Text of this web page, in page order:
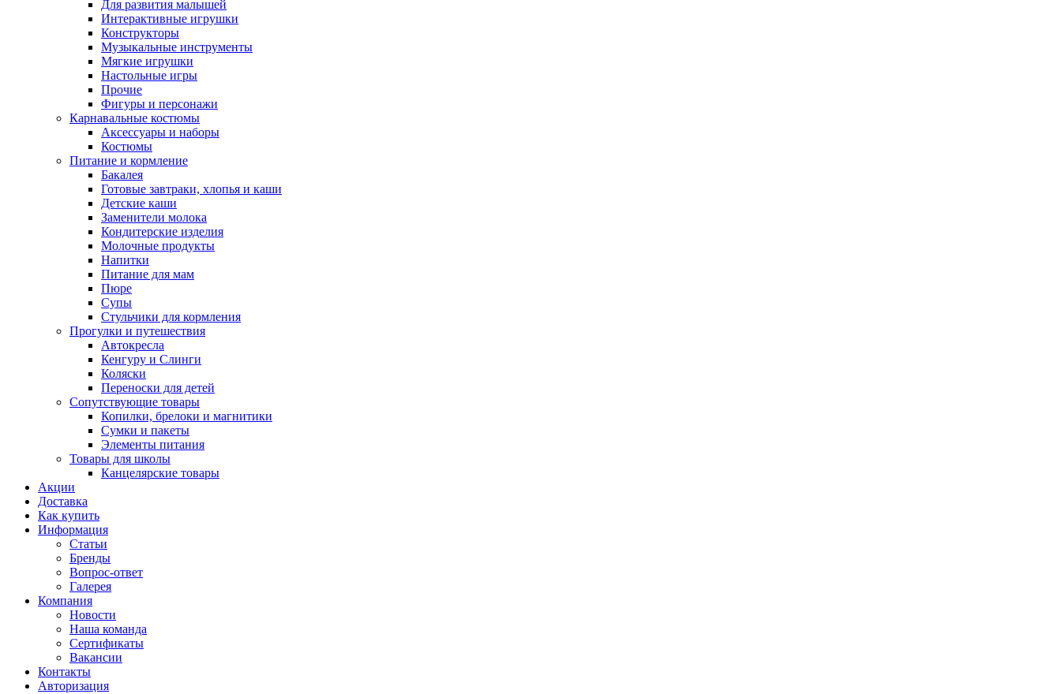
Для развития малышей
Интерактивные игрушки
Конструкторы
Музыкальные инструменты
Мягкие игрушки
Настольные игры
Прочие
Фигуры и персонажи
Карнавальные костюмы
Аксессуары и наборы
Костюмы
Питание и кормление
Бакалея
Готовые завтраки, хлопья и каши
Детские каши
Заменители молока
Кондитерские изделия
Молочные продукты
Напитки
Питание для мам
Пюре
Супы
Стульчики для кормления
Прогулки и путешествия
Автокресла
Кенгуру и Слинги
Коляски
Переноски для детей
Сопутствующие товары
Копилки, брелоки и магнитики
Сумки и пакеты
Элементы питания
Товары для школы
Канцелярские товары
Акции
Доставка
Как купить
Информация
Статьи
Бренды
Вопрос-ответ
Галерея
Компания
Новости
Наша команда
Сертификаты
Вакансии
Контакты
Авторизация